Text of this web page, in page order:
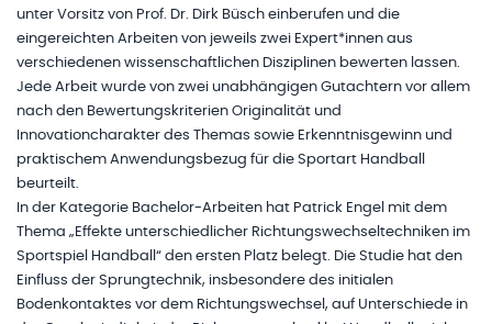
unter Vorsitz von Prof. Dr. Dirk Büsch einberufen und die
eingereichten Arbeiten von jeweils zwei Expert*innen aus
verschiedenen wissenschaftlichen Disziplinen bewerten lassen.
Jede Arbeit wurde von zwei unabhängigen Gutachtern vor allem
nach den Bewertungskriterien Originalität und
Innovationcharakter des Themas sowie Erkenntnisgewinn und
praktischem Anwendungsbezug für die Sportart Handball
beurteilt.
In der Kategorie Bachelor-Arbeiten hat Patrick Engel mit dem
Thema „Effekte unterschiedlicher Richtungswechseltechniken im
Sportspiel Handball“ den ersten Platz belegt. Die Studie hat den
Einfluss der Sprungtechnik, insbesondere des initialen
Bodenkontaktes vor dem Richtungswechsel, auf Unterschiede in